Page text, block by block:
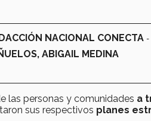
NACIONAL CONECTA
ABIGAIL MEDINA
las personas y comunidades a
sus respectivos planes